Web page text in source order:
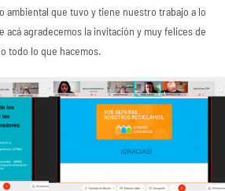
ambiental que tuvo y tiene nuestro trabajo a lo
acá agradecemos la invitación y muy felices de
todo lo que hacemos.